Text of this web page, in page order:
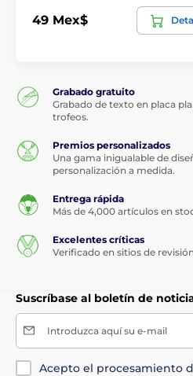
49 Mex$
Grabado gratuito
Grabado de texto en placa
trofeos.
Premios personalizados
Una gama inigualable de
personalización a medida.
Entrega rápida
Más de 4,000 artículos en
Excelentes críticas
Verificado en sitios de
Suscríbase al boletín de
Introduzca aquí su e-mail
Acepto el procesamiento